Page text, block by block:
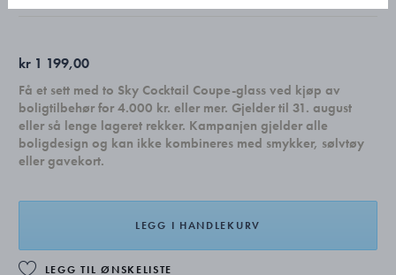
kr 1 199,00
Få et sett med to Sky Cocktail Coupe-glass ved kjøp av
boligtilbehør for 4.000 kr. eller mer. Gjelder til 31. august
eller så lenge lageret rekker. Kampanjen gjelder alle
boligdesign og kan ikke kombineres med smykker, sølvtøy
eller gavekort.
LEGG I HANDLEKURV
LEGG TIL ØNSKELISTE